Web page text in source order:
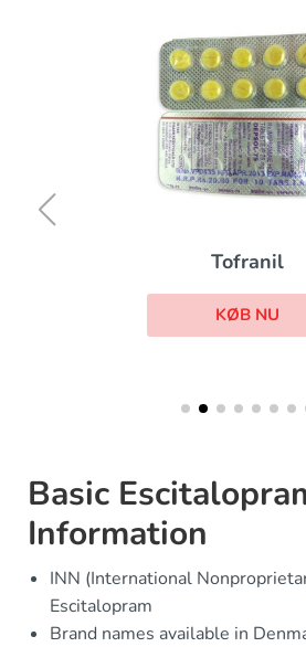
Tofranil
KØB NU
Basic
Information
INN (International
Escitalopram
Brand names available in